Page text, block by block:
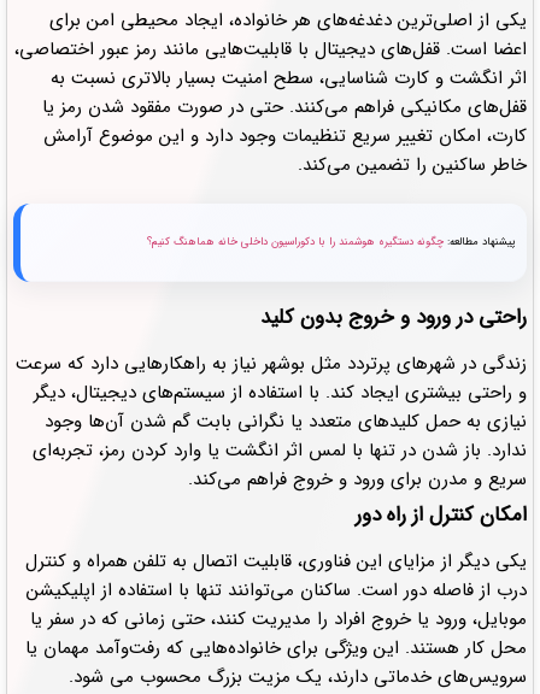
یکی از اصلی‌ترین دغدغه‌های هر خانواده، ایجاد محیطی امن برای
اعضا است. قفل‌های دیجیتال با قابلیت‌هایی مانند رمز عبور اختصاصی،
اثر انگشت و کارت شناسایی، سطح امنیت بسیار بالاتری نسبت به
قفل‌های مکانیکی فراهم می‌کنند. حتی در صورت مفقود شدن رمز یا
کارت، امکان تغییر سریع تنظیمات وجود دارد و این موضوع آرامش
خاطر ساکنین را تضمین می‌کند.
پیشنهاد مطالعه: چگونه دستگیره هوشمند را با دکوراسیون داخلی خانه هماهنگ کنیم؟
راحتی در ورود و خروج بدون کلید
زندگی در شهرهای پرتردد مثل بوشهر نیاز به راهکارهایی دارد که سرعت
و راحتی بیشتری ایجاد کند. با استفاده از سیستم‌های دیجیتال، دیگر
نیازی به حمل کلیدهای متعدد یا نگرانی بابت گم شدن آن‌ها وجود
ندارد. باز شدن در تنها با لمس اثر انگشت یا وارد کردن رمز، تجربه‌ای
سریع و مدرن برای ورود و خروج فراهم می‌کند.
امکان کنترل از راه دور
یکی دیگر از مزایای این فناوری، قابلیت اتصال به تلفن همراه و کنترل
درب از فاصله دور است. ساکنان می‌توانند تنها با استفاده از اپلیکیشن
موبایل، ورود یا خروج افراد را مدیریت کنند، حتی زمانی که در سفر یا
محل کار هستند. این ویژگی برای خانواده‌هایی که رفت‌وآمد مهمان یا
سرویس‌های خدماتی دارند، یک مزیت بزرگ محسوب می‌ شود.